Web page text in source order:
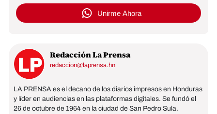
Unirme Ahora
Redacción La Prensa
redaccion@laprensa.hn
LA PRENSA es el decano de los diarios impresos en Honduras
y líder en audiencias en las plataformas digitales. Se fundó el
26 de octubre de 1964 en la ciudad de San Pedro Sula.